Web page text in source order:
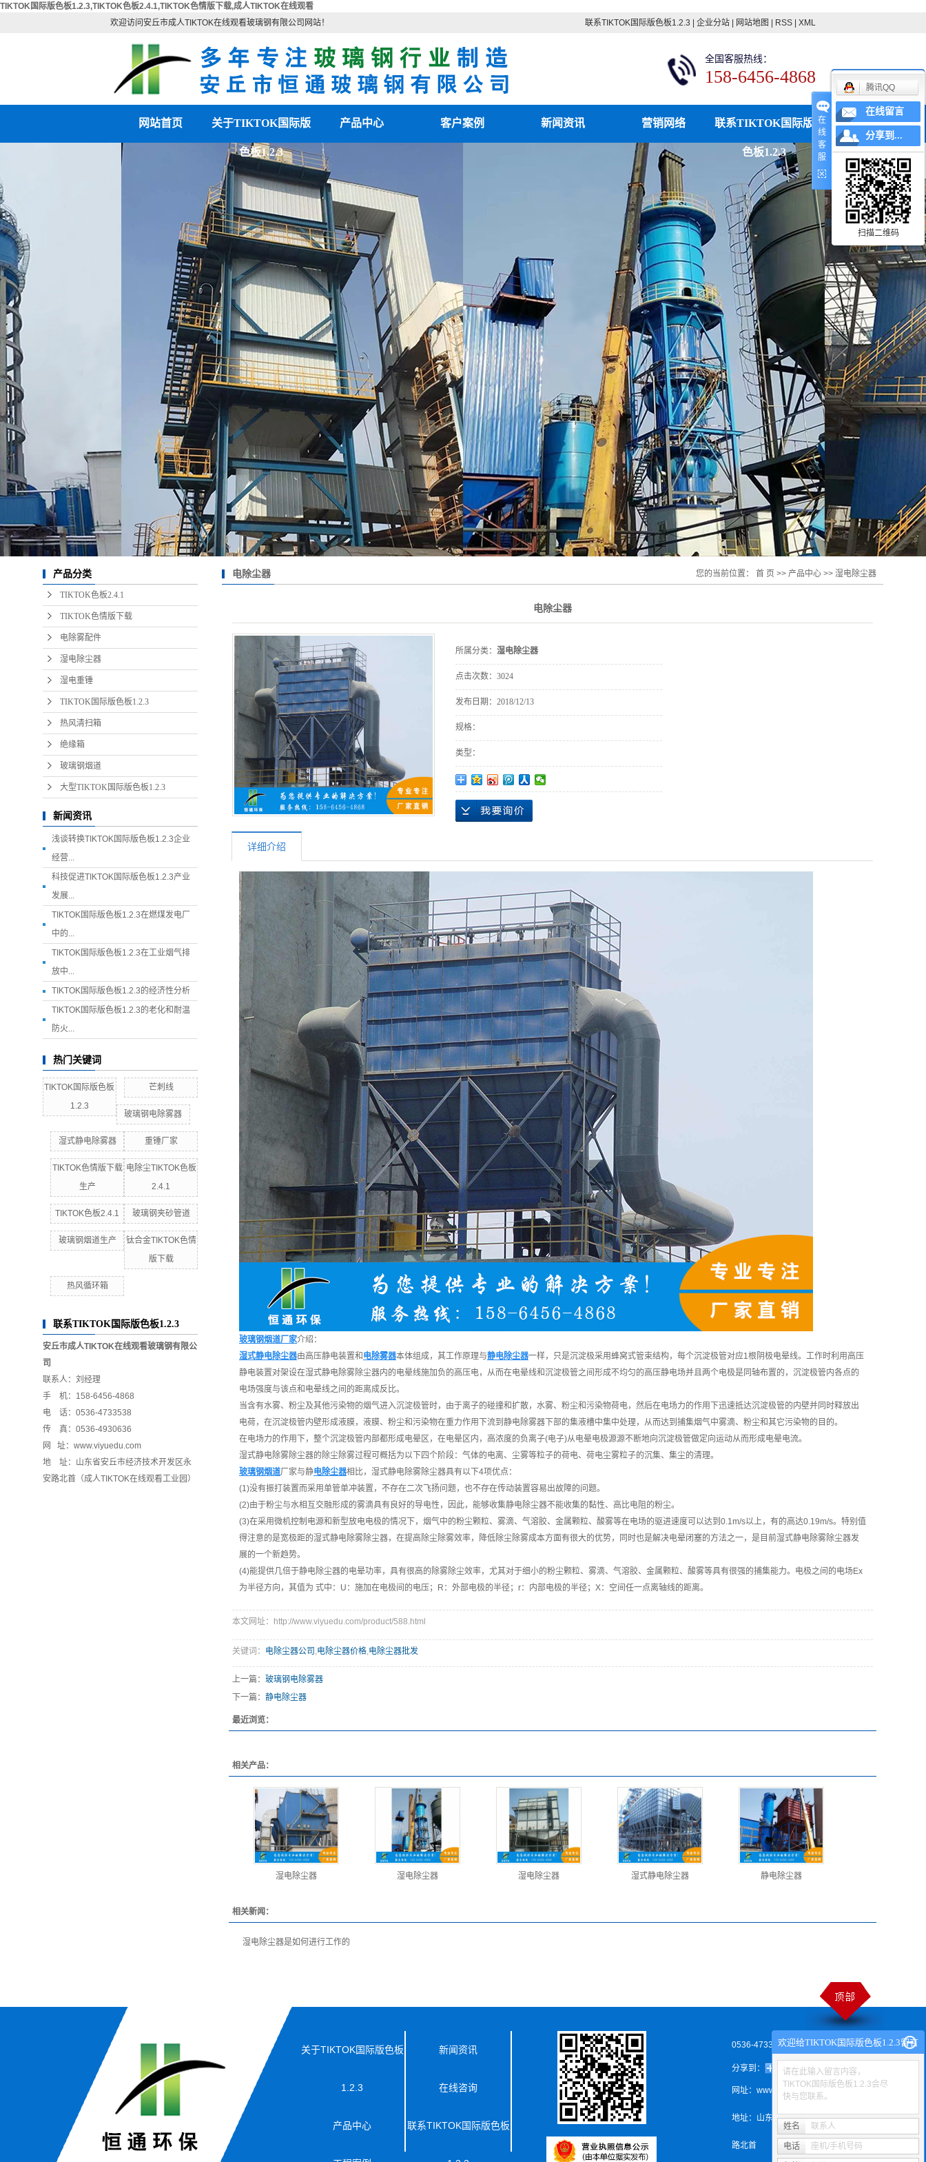
TIKTOK国际版色板1.2.3,TIKTOK色板2.4.1,TIKTOK色情版下载,成人TIKTOK在线观看
欢迎访问安丘市成人TIKTOK在线观看玻璃钢有限公司网站！
联系TIKTOK国际版色板1.2.3 企业分站 网站地图 RSS XML
全国客服热线：
158-6456-4868
网站首页 关于TIKTOK国际版
色板1.2.3
公司简介
联系TIKTOK国际版色
板1.2.3
营业执照
产品中心
TIKTOK色板2.4.1
TIKTOK色情版下载
电除雾配件
湿电除尘器
湿电重锤
TIKTOK国际版色板
热风清扫箱
绝缘箱
玻璃钢烟道
大型TIKTOK国际版色
板1.2.3
客户案例 新闻资讯 营销网络 联系TIKTOK国际版
色板1.2.3
产品分类
TIKTOK色板2.4.1
TIKTOK色情版下载
电除雾配件
湿电除尘器
湿电重锤
TIKTOK国际版色板1.2.3
热风清扫箱
绝缘箱
玻璃钢烟道
大型TIKTOK国际版色板1.2.3
新闻资讯
浅谈转换TIKTOK国际版色板1.2.3企业
经营...
科技促进TIKTOK国际版色板1.2.3产业
发展...
TIKTOK国际版色板1.2.3在燃煤发电厂
中的...
TIKTOK国际版色板1.2.3在工业烟气排
放中...
TIKTOK国际版色板1.2.3的经济性分析
TIKTOK国际版色板1.2.3的老化和耐温
防火...
热门关键词
TIKTOK国际版色板
1.2.3
芒刺线
玻璃钢电除雾器
湿式静电除雾器 重锤厂家
TIKTOK色情版下载
生产
电除尘TIKTOK色板
2.4.1
TIKTOK色板2.4.1 玻璃钢夹砂管道
玻璃钢烟道生产
钛合金TIKTOK色情
版下载
热风循环箱
联系TIKTOK国际版色板1.2.3
安丘市成人TIKTOK在线观看玻璃钢有限公
司
联系人：刘经理
手 机：158-6456-4868
电 话：0536-4733538
传 真：0536-4930636
网 址：www.viyuedu.com
地 址：山东省安丘市经济技术开发区永
安路北首（成人TIKTOK在线观看工业园）
电除尘器 您的当前位置： 首 页 >> 产品中心 >> 湿电除尘器
电除尘器
所属分类： 湿电除尘器
点击次数： 3024
发布日期： 2018/12/13
规格：
类型：
详细介绍
玻璃钢烟道厂家介绍：
湿式静电除尘器由高压静电装置和 电除雾器本体组成，其工作原理与静电除尘器一样，只是沉淀极采用蜂窝式管束结构，每个沉淀极管对应1根阴极电晕线。工作时利用高压
静电装置对架设在湿式静电除雾除尘器内的电晕线施加负的高压电，从而在电晕线和沉淀极管之间形成不均匀的高压静电场并且两个电极是同轴布置的，沉淀极管内各点的
电场强度与该点和电晕线之间的距离成反比。
当含有水雾、粉尘及其他污染物的烟气进入沉淀极管时，由于离子的碰撞和扩散，水雾、粉尘和污染物荷电，然后在电场力的作用下迅速抵达沉淀极管的内壁并同时释放出
电荷，在沉淀极管内壁形成液膜，液膜、粉尘和污染物在重力作用下流到静电除雾器下部的集液槽中集中处理，从而达到捕集烟气中雾滴、粉尘和其它污染物的目的。
在电场力的作用下，整个沉淀极管内部都形成电晕区，在电晕区内，高浓度的负离子(电子)从电晕电极源源不断地向沉淀极管做定向运动从而形成电晕电流。
湿式静电除雾除尘器的除尘除雾过程可概括为以下四个阶段：气体的电离、尘雾等粒子的荷电、荷电尘雾粒子的沉集、集尘的清理。
玻璃钢烟道厂家与静电除尘器相比，湿式静电除雾除尘器具有以下4项优点：
(1)没有振打装置而采用单管单冲装置，不存在二次飞扬问题，也不存在传动装置容易出故障的问题。
(2)由于粉尘与水相互交融形成的雾滴具有良好的导电性，因此，能够收集静电除尘器不能收集的黏性、高比电阻的粉尘。
(3)在采用微机控制电源和新型放电电极的情况下，烟气中的粉尘颗粒、雾滴、气溶胶、金属颗粒、酸雾等在电场的驱进速度可以达到0.1m/s以上，有的高达0.19m/s。特别值
得注意的是宽极距的湿式静电除雾除尘器，在提高除尘除雾效率，降低除尘除雾成本方面有很大的优势，同时也是解决电晕闭塞的方法之一，是目前湿式静电除雾除尘器发
展的一个新趋势。
(4)能提供几倍于静电除尘器的电晕功率，具有很高的除雾除尘效率，尤其对于细小的粉尘颗粒、雾滴、气溶胶、金属颗粒、酸雾等具有很强的捕集能力。电极之间的电场Ex
为半径方向，其值为 式中：U：施加在电极间的电压；R：外部电极的半径；r：内部电极的半径；X：空间任一点离轴线的距离。
本文网址：http://www.viyuedu.com/product/588.html
关键词： 电除尘器公司 ,电除尘器价格,电除尘器批发
上一篇： 玻璃钢电除雾器
下一篇： 静电除尘器
最近浏览：
相关产品：
湿电除尘器 湿电除尘器 湿电除尘器 湿式静电除尘器 静电除尘器
相关新闻：
湿电除尘器是如何进行工作的
关于TIKTOK国际版色板
1.2.3
产品中心
新闻资讯
在线咨询
联系TIKTOK国际版色板
0536-4733538
分享到：
网址：www.viyuedu.com
地址： 山东省安丘市经济技术开发区永安
路北首
在
线
客
服
腾讯QQ
在线留言
分享到...
扫描二维码
欢迎给TIKTOK国际版色板1.2.3留言
请在此输入留言内容，
TIKTOK国际版色板1.2.3会尽
快与您联系。
姓名 联系人
电话 座机/手机号码